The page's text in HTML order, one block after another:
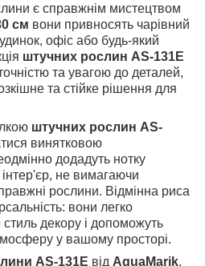
є справжнім мистецтвом
см вони привносять чарівний
офіс або будь-який
штучних рослин AS-131E
та увагою до деталей,
та стійке рішення для
штучних рослин AS-
винятковою
додадуть нотку
не вимагаючи
рослини. Відмінна риса
вони легко
декору і допоможуть
у вашому просторі.
AS-131E від AquaMarik,